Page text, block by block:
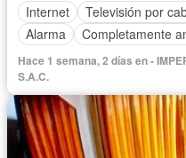
Internet
Televisión por
Alarma
Completamente
Hace 1 semana, 2 días en -
S.A.C.